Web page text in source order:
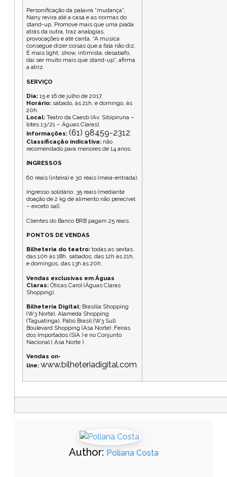
Personificação da palavra “mudança”,
Nany revira até a casa e as normas do
stand-up. Promove mais que uma piada
atrás da outra, traz analogias,
provocações e até canta. “A música
consegue dizer coisas que a fala não diz.
É mais light, show, intimista, desabafo,
daí ser muito mais que stand-up”, afirma
a atriz.
SERVIÇO
Dia: 15 e 16 de julho de 2017.
Horário: sábado, às 21h, e domingo, às
20h.
Local: Teatro da Caesb (Av. Sibipiruna –
lotes 13/21 – Águas Claras).
Informações: (61) 98459-2312.
Classificação indicativa: não
recomendado para menores de 14 anos.
INGRESSOS
60 reais (inteira) e 30 reais (meia-entrada).
Ingresso solidário: 35 reais (mediante
doação de 2 kg de alimento não perecível
– exceto sal).
Clientes do Banco BRB pagam 25 reais.
PONTOS DE VENDAS
Bilheteria do teatro: todas as sextas,
das 10h às 18h, sábados, das 12h às 21h,
e domingos, das 13h às 20h.
Vendas exclusivas em Águas
Claras: Óticas Carol (Águas Claras
Shopping).
Bilheteria Digital: Brasília Shopping
(W3 Norte), Alameda Shopping
(Taguatinga), Pátio Brasil (W3 Sul).
Boulevard Shopping (Asa Norte) ,Feiras
dos Importados (SIA ) e no Conjunto
Nacional ( Asa Norte ).
Vendas on-
line: www.bilheteriadigital.com.
Author: Poliana Costa